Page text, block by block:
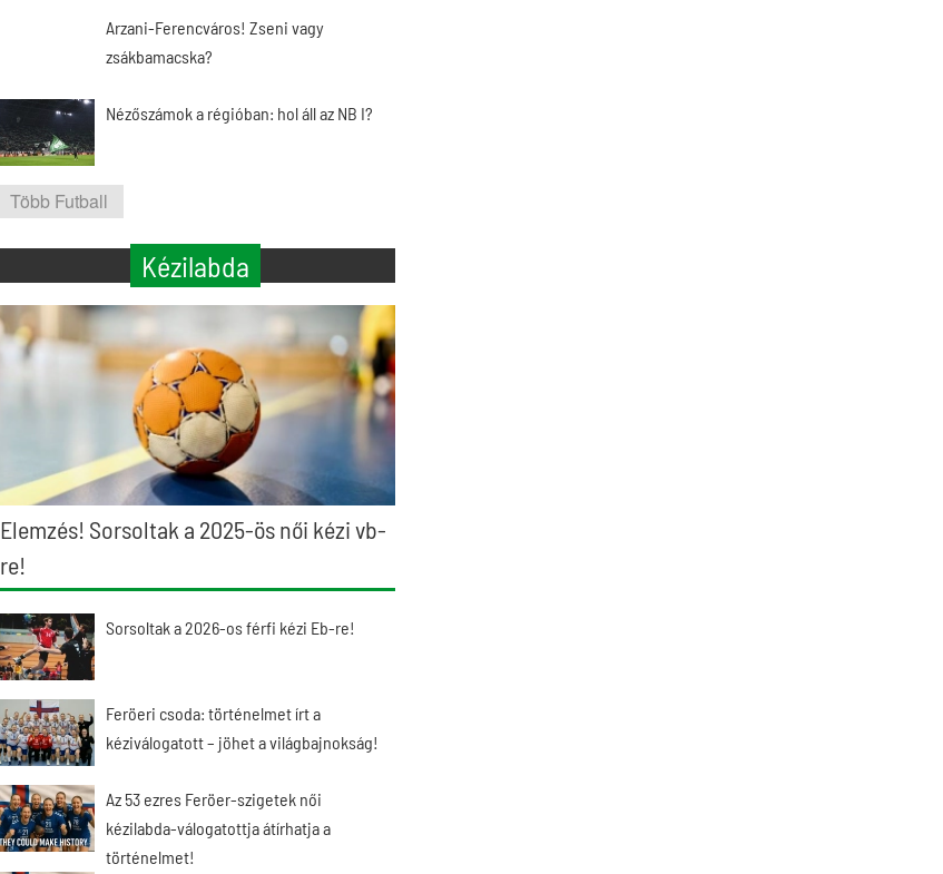
Arzani-Ferencváros! Zseni vagy
zsákbamacska?
Nézőszámok a régióban: hol áll az NB I?
Több Futball
Kézilabda
Elemzés! Sorsoltak a 2025-ös női kézi vb-
re!
Sorsoltak a 2026-os férfi kézi Eb-re!
Feröeri csoda: történelmet írt a
kéziválogatott – jöhet a világbajnokság!
Az 53 ezres Feröer-szigetek női
kézilabda-válogatottja átírhatja a
történelmet!